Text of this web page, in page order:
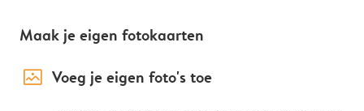
Maak je eigen fotokaarten
image_placeholder Voeg je eigen foto's toe